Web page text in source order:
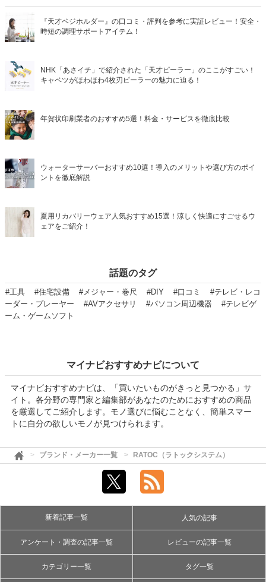
『天才ベジホルダー』の口コミ・評判を参考に実証レビュー！安全・
時短の調理サポートアイテム！
NHK「あさイチ」で紹介された「天才ピーラー」のここがすごい！
キャベツがほわほわ4枚刃ピーラーの魅力に迫る！
年賀状印刷業者のおすすめ5選！料金・サービスを徹底比較
ウォーターサーバーおすすめ10選！導入のメリットや選び方のポイ
ントを徹底解説
夏用リカバリーウェア人気おすすめ15選！涼しく快適にすごせるウ
ェアをご紹介！
話題のタグ
#工具 #住宅設備 #メジャー・巻尺 #DIY #口コミ
#テレビ・レコ
ーダー・プレーヤー
#AVアクセサリ #パソコン周辺機器
#テレビゲ
ーム・ゲームソフト
マイナビおすすめナビについて
マイナビおすすめナビは、「買いたいものがきっと見つかる」サ
イト。各分野の専門家と編集部があなたのためにおすすめの商品
を厳選してご紹介します。モノ選びに悩むことなく、簡単スマー
トに自分の欲しいモノが見つけられます。
ブランド・メーカー一覧 RATOC（ラトックシステム）
新着記事一覧 人気の記事
アンケート・調査の記事一覧 レビューの記事一覧
カテゴリー一覧 タグ一覧